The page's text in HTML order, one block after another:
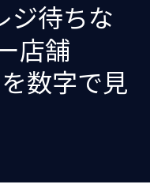
ジ待ちな
店舗
を数字で見